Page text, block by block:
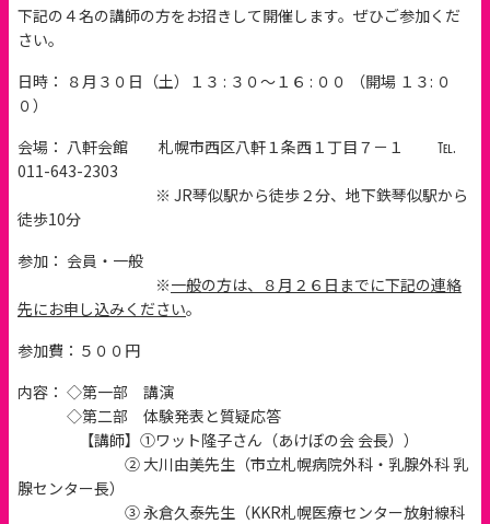
下記の４名の講師の方をお招きして開催します。ぜひご参加くだ
さい。
日時： ８月３０日（土）１３ : ３０～１６ : ００ （開場 １３: ０
０）
会場： 八軒会館 札幌市西区八軒１条西１丁目７－１ ℡.
011-643-2303
※ JR琴似駅から徒歩２分、地下鉄琴似駅から
徒歩10分
参加： 会員・一般
※一般の方は、８月２６日までに下記の連絡
先にお申し込みください。
参加費：５００円
内容： ◇第一部 講演
◇第二部 体験発表と質疑応答
【講師】①ワット隆子さん（あけぼの会 会長））
② 大川由美先生（市立札幌病院外科・乳腺外科 乳
腺センター長）
③ 永倉久泰先生（KKR札幌医療センター放射線科